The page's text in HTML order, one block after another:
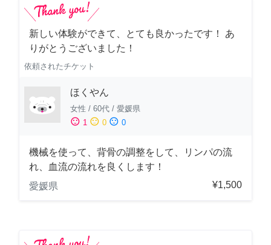
新しい体験ができて、とても良かったです！ あ
りがとうございました！
依頼されたチケット
ほくやん
女性 / 60代 / 愛媛県
sentiment_satisfied 1 sentiment_neutral 0 sentiment_dissatisfied 0
機械を使って、背骨の調整をして、リンパの流
れ、血流の流れを良くします！
愛媛県
¥1,500